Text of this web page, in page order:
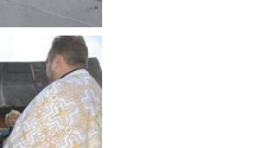
(м. Кобеляки)
(с. Вільховатка)